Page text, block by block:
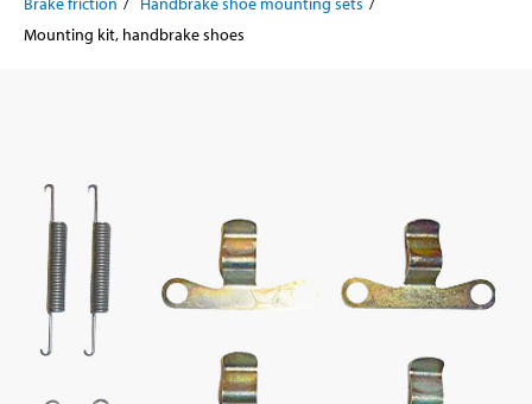
Mounting kit, handbrake shoes